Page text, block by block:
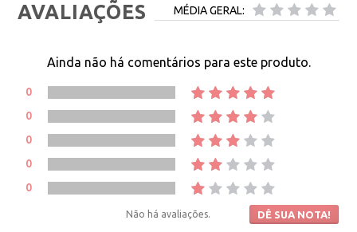
AVALIAÇÕES MÉDIA GERAL:
Ainda não há comentários para este produto.
0
0
0
0
0
Não há avaliações. DÊ SUA NOTA!